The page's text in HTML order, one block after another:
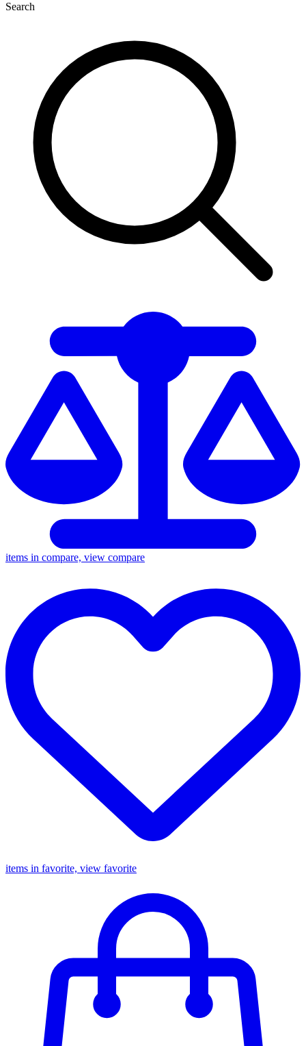
Search
items in compare, view compare
items in favorite, view favorite